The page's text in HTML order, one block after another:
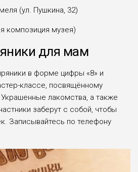
(ул. Пушкина, 32)
композиция музея)
для мам
в форме цифры «8» и
классе, посвящённому
лакомства, а также
заберут с собой, чтобы
Записывайтесь по телефону